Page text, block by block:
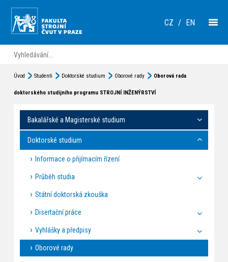
CZ / EN
Úvod Studenti Doktorské studium Oborové rady Oborová rada
doktorského studijního programu STROJNÍ INŽENÝRSTVÍ
Bakalářské a Magisterské studium
Doktorské studium
Informace o přijímacím řízení
Průběh studia
Státní doktorská zkouška
Disertační práce
Vyhlášky a předpisy
Oborové rady